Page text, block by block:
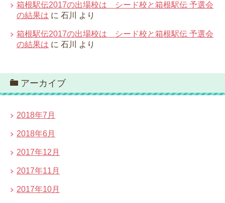
箱根駅伝2017の出場校は シード校と箱根駅伝 予選会
の結果は に 石川 より
箱根駅伝2017の出場校は シード校と箱根駅伝 予選会
の結果は に 石川 より
アーカイブ
2018年7月
2018年6月
2017年12月
2017年11月
2017年10月